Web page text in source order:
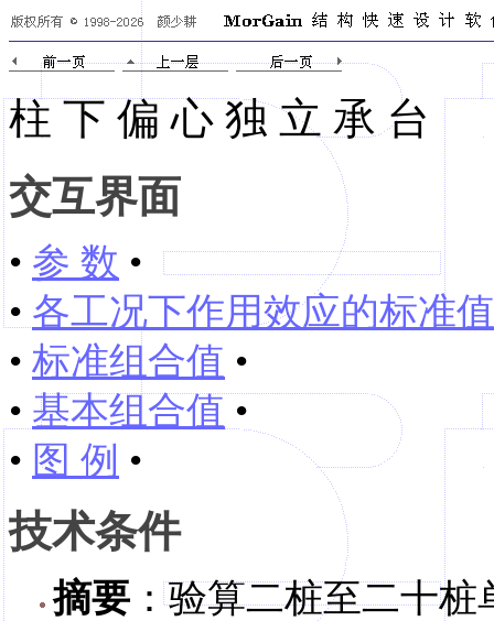
柱 下 偏 心 独 立 承 台
交互界面
• 参 数 •
• 各工况下作用效应的标准值
• 标准组合值 •
• 基本组合值 •
• 图 例 •
技术条件
摘要 ：验算二桩至二十